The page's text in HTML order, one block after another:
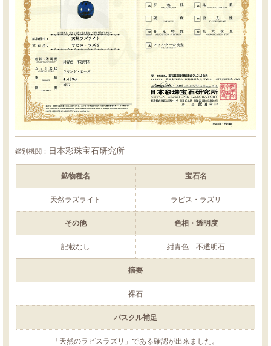
鑑別機関： 日本彩珠宝石研究所
鉱物種名 宝石名
天然ラズライト ラピス・ラズリ
その他 色相・透明度
記載なし 紺青色 不透明石
摘要
裸石
パスクル補足
「天然のラピスラズリ」である確認が出来ました。